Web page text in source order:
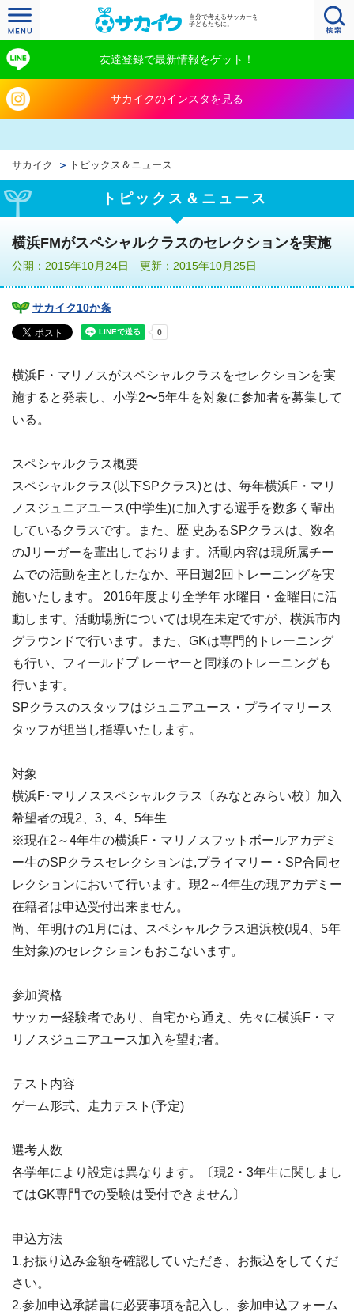
自分で考えるサッカーを
子どもたちに。
友達登録で最新情報をゲット！
サカイクのインスタを見る
サカイク トピックス＆ニュース
トピックス＆ニュース
横浜FMがスペシャルクラスのセレクションを実施
公開：2015年10月24日 更新：2015年10月25日
サカイク10か条
横浜F・マリノスがスペシャルクラスをセレクションを実
施すると発表し、小学2〜5年生を対象に参加者を募集して
いる。
スペシャルクラス概要
スペシャルクラス(以下SPクラス)とは、毎年横浜F・マリ
ノスジュニアユース(中学生)に加入する選手を数多く輩出
しているクラスです。また、歴 史あるSPクラスは、数名
のJリーガーを輩出しております。活動内容は現所属チー
ムでの活動を主としたなか、平日週2回トレーニングを実
施いたします。 2016年度より全学年 水曜日・金曜日に活
動します。活動場所については現在未定ですが、横浜市内
グラウンドで行います。また、GKは専門的トレーニング
も行い、フィールドプ レーヤーと同様のトレーニングも
行います。
SPクラスのスタッフはジュニアユース・プライマリース
タッフが担当し指導いたします。
対象
横浜F･マリノススペシャルクラス〔みなとみらい校〕加入
希望者の現2、3、4、5年生
※現在2～4年生の横浜F・マリノスフットボールアカデミ
ー生のSPクラスセレクションは,プライマリー・SP合同セ
レクションにおいて行います。現2～4年生の現アカデミー
在籍者は申込受付出来ません。
尚、年明けの1月には、スペシャルクラス追浜校(現4、5年
生対象)のセレクションもおこないます。
参加資格
サッカー経験者であり、自宅から通え、先々に横浜F・マ
リノスジュニアユース加入を望む者。
テスト内容
ゲーム形式、走力テスト(予定)
選考人数
各学年により設定は異なります。〔現2・3年生に関しまし
てはGK専門での受験は受付できません〕
申込方法
1.お振り込み金額を確認していただき、お振込をしてくだ
さい。
2.参加申込承諾書に必要事項を記入し、参加申込フォーム